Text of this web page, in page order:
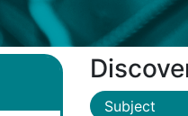
Subject